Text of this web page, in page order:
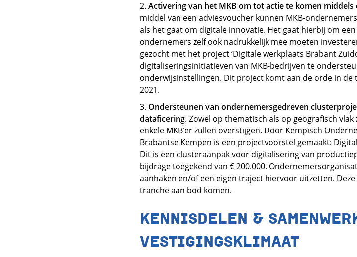
2. Activering van het MKB om tot actie te komen
middel van een adviesvoucher kunnen MKB-
als het gaat om digitale innovatie. Het gaat hierbij om
ondernemers zelf ook nadrukkelijk mee moeten
gezocht met het project ‘Digitale werkplaats Brabant
digitaliseringsinitiatieven van MKB-bedrijven te
onderwijsinstellingen. Dit project komt aan de orde in de
2021.
3. Ondersteunen van ondernemersgedreven
dataficering. Zowel op thematisch als op geografisch
enkele MKB’er zullen overstijgen. Door Kempisch
Brabantse Kempen is een projectvoorstel gemaakt:
Dit is een clusteraanpak voor digitalisering van
bijdrage toegekend van € 200.000.
aanhaken en/of een eigen traject hiervoor uitzetten.
tranche aan bod komen.
KENNISDELEN &
VESTIGINGSKLIMAAT